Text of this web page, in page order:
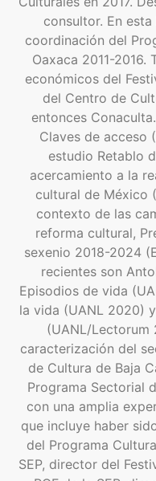
consultor. En
coordinación del
Oaxaca 2011-2016.
económicos del
del Centro de
entonces
Claves de acceso
estudio Retablo
acercamiento a la
cultural de México
contexto de las
reforma cultural,
sexenio 2018-2024
recientes son
Episodios de vida
la vida (UANL 2020)
(UANL/Lectorum
caracterización del
de Cultura de Baja
Programa Sectorial
con una amplia
que incluye haber
del Programa
SEP, director del